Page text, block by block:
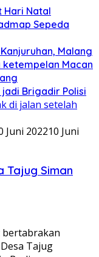
Hari Natal
Sepeda
Malang
Macan
Brigadir Polisi
Juni 202210 Juni
Tajug Siman
bertabrakan
Tajug